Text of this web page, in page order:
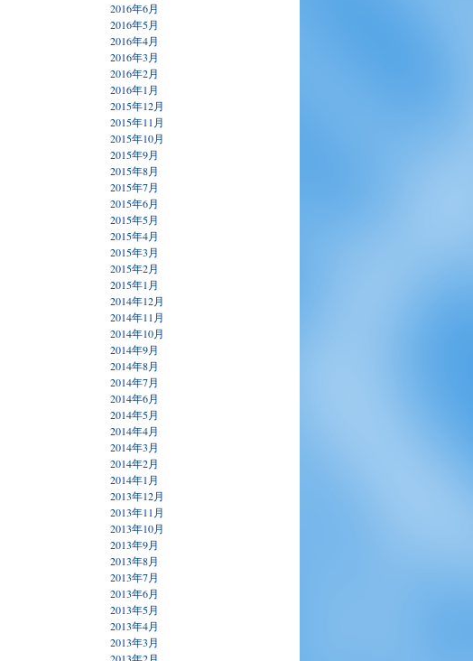
2016年6月
2016年5月
2016年4月
2016年3月
2016年2月
2016年1月
2015年12月
2015年11月
2015年10月
2015年9月
2015年8月
2015年7月
2015年6月
2015年5月
2015年4月
2015年3月
2015年2月
2015年1月
2014年12月
2014年11月
2014年10月
2014年9月
2014年8月
2014年7月
2014年6月
2014年5月
2014年4月
2014年3月
2014年2月
2014年1月
2013年12月
2013年11月
2013年10月
2013年9月
2013年8月
2013年7月
2013年6月
2013年5月
2013年4月
2013年3月